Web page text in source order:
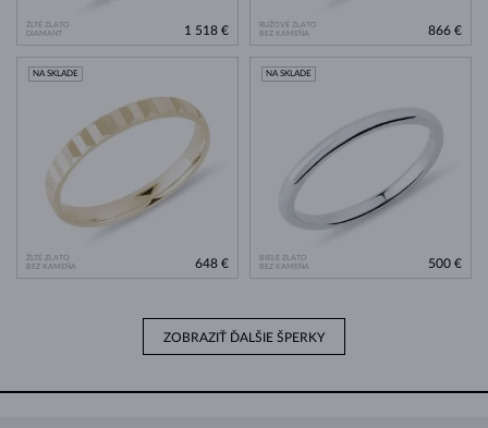
ŽLTÉ ZLATO
DIAMANT
1 518 €
RUŽOVÉ ZLATO
BEZ KAMEŇA
866 €
ŽLTÉ ZLATO
BEZ KAMEŇA
NA SKLADE
648 €
BIELE ZLATO
BEZ KAMEŇA
NA SKLADE
500 €
ZOBRAZIŤ ĎALŠIE ŠPERKY